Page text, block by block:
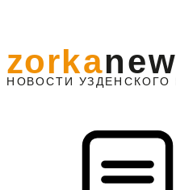
НО ВОСТИ УЗДЕНС КО ГО
zorkanew